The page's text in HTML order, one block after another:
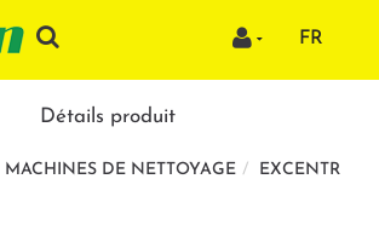
FR
Détails produit
MACHINES DE NETTOYAGE EXCENTR